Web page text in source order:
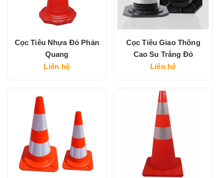
Cọc Tiêu Nhựa Đỏ Phản
Quang
Liên hệ
Cọc Tiêu Giao Thông
Cao Su Trắng Đỏ
Liên hệ